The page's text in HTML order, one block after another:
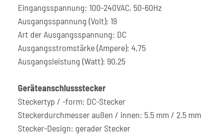
Eingangsspannung: 100-240VAC, 50-60Hz
Ausgangsspannung (Volt): 19
Art der Ausgangsspannung: DC
Ausgangsstromstärke (Ampere): 4,75
Ausgangsleistung (Watt): 90,25
Geräteanschlussstecker
Steckertyp / -form: DC-Stecker
Steckerdurchmesser außen / innen: 5.5 mm / 2.5 mm
Stecker-Design: gerader Stecker